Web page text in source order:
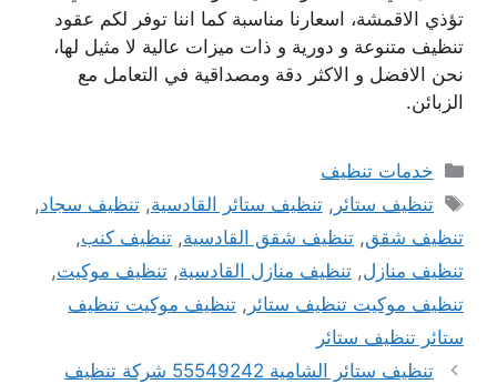
تؤذي الاقمشة، اسعارنا مناسبة كما اننا توفر لكم عقود
تنظيف متنوعة و دورية و ذات ميزات عالية لا مثيل لها،
نحن الافضل و الاكثر دقة ومصداقية في التعامل مع
الزبائن.
التصنيفات
خدمات تنظيف
الوسوم
تنظيف ستائر ,تنظيف ستائر القادسية,تنظيف سجاد,
تنظيف شقق, تنظيف شقق القادسية, تنظيف كنب,
تنظيف منازل, تنظيف منازل القادسية, تنظيف موكيت,
تنظيف موكيت تنظيف ستائر , تنظيف موكيت تنظيف
ستائر تنظيف ستائر
تنظيف ستائر الشامية 55549242 شركة تنظيف